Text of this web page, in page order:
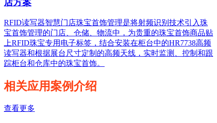
店方案
RFID读写器智慧门店珠宝首饰管理是将射频识别技术引入珠
宝首饰管理的门店、仓储、物流中，为贵重的珠宝首饰商品贴
上RFID珠宝专用电子标签，结合安装在柜台中的HR7738高频
读写器和根据展台尺寸定制的高频天线，实时监测、控制和跟
踪柜台和仓库中的珠宝首饰。
相关应用案例介绍
查看更多